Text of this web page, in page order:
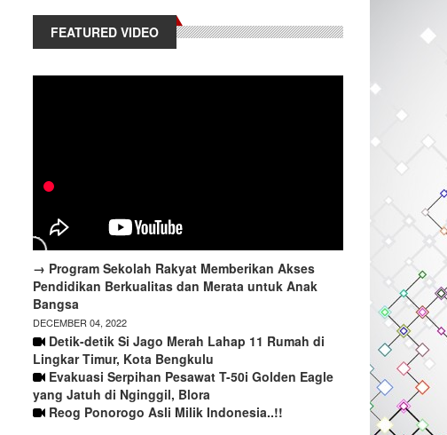
FEATURED VIDEO
→ Program Sekolah Rakyat Memberikan Akses
Pendidikan Berkualitas dan Merata untuk Anak
Bangsa
DECEMBER 04, 2022
Detik-detik Si Jago Merah Lahap 11 Rumah di
Lingkar Timur, Kota Bengkulu
Evakuasi Serpihan Pesawat T-50i Golden Eagle
yang Jatuh di Nginggil, Blora
Reog Ponorogo Asli Milik Indonesia..!!